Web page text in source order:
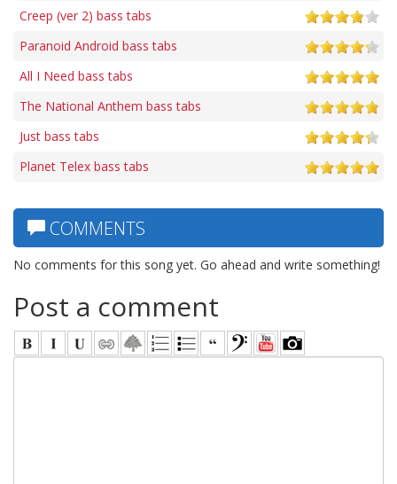
Creep (ver 2) bass tabs
Paranoid Android bass tabs
All I Need bass tabs
The National Anthem bass tabs
Just bass tabs
Planet Telex bass tabs
COMMENTS
No comments for this song yet. Go ahead and write something!
Post a comment